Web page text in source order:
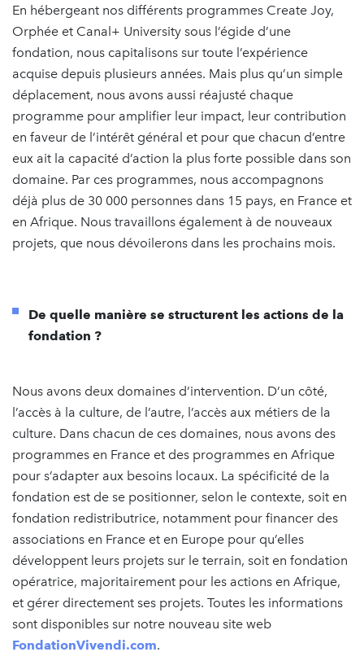
En hébergeant nos différents programmes Create Joy,
Orphée et Canal+ University sous l’égide d’une
fondation, nous capitalisons sur toute l’expérience
acquise depuis plusieurs années. Mais plus qu’un simple
déplacement, nous avons aussi réajusté chaque
programme pour amplifier leur impact, leur contribution
en faveur de l’intérêt général et pour que chacun d’entre
eux ait la capacité d’action la plus forte possible dans son
domaine. Par ces programmes, nous accompagnons
déjà plus de 30 000 personnes dans 15 pays, en France et
en Afrique. Nous travaillons également à de nouveaux
projets, que nous dévoilerons dans les prochains mois.
De quelle manière se structurent les actions de la
fondation ?
Nous avons deux domaines d’intervention. D’un côté,
l’accès à la culture, de l’autre, l’accès aux métiers de la
culture. Dans chacun de ces domaines, nous avons des
programmes en France et des programmes en Afrique
pour s’adapter aux besoins locaux. La spécificité de la
fondation est de se positionner, selon le contexte, soit en
fondation redistributrice, notamment pour financer des
associations en France et en Europe pour qu’elles
développent leurs projets sur le terrain, soit en fondation
opératrice, majoritairement pour les actions en Afrique,
et gérer directement ses projets. Toutes les informations
sont disponibles sur notre nouveau site web
FondationVivendi.com.